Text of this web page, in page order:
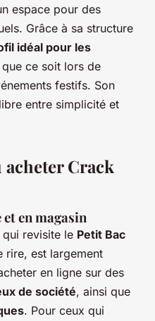
espace pour des
Grâce à sa structure
idéal pour les
que ce soit lors de
festifs. Son
entre simplicité et
Crack
en magasin
revisite le Petit Bac
rire, est largement
en ligne sur des
de société, ainsi que
. Pour ceux qui